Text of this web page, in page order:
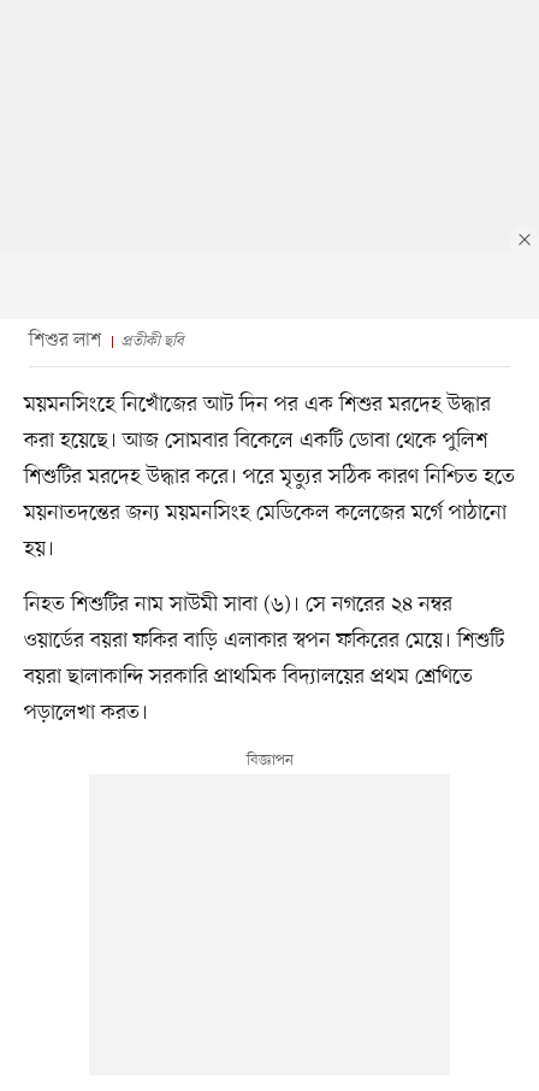
শিশুর লাশ প্রতীকী ছবি
ময়মনসিংহে নিখোঁজের আট দিন পর এক শিশুর মরদেহ উদ্ধার
করা হয়েছে। আজ সোমবার বিকেলে একটি ডোবা থেকে পুলিশ
শিশুটির মরদেহ উদ্ধার করে। পরে মৃত্যুর সঠিক কারণ নিশ্চিত হতে
ময়নাতদন্তের জন্য ময়মনসিংহ মেডিকেল কলেজের মর্গে পাঠানো
হয়।
নিহত শিশুটির নাম সাউমী সাবা (৬)। সে নগরের ২৪ নম্বর
ওয়ার্ডের বয়রা ফকির বাড়ি এলাকার স্বপন ফকিরের মেয়ে। শিশুটি
বয়রা ছালাকান্দি সরকারি প্রাথমিক বিদ্যালয়ের প্রথম শ্রেণিতে
পড়ালেখা করত।